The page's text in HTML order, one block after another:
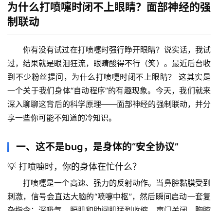
为什么打喷嚏时闭不上眼睛？面部神经的强
制联动
你有没有试过在打喷嚏时强行睁开眼睛？说实话，我试
过，结果就是眼泪狂流，眼睛酸得不行（笑）。最近后台收
到不少粉丝提问， 为什么打喷嚏时闭不上眼睛？
这其实是
一个关于我们身体“自动程序”的有趣现象。今天，我们就来
深入聊聊这背后的科学原理——面部神经的强制联动，并分
享一些你可能不知道的冷知识。
一、这不是bug，是身体的“安全协议”
💡 打喷嚏时，你的身体在忙什么？
打喷嚏是一个高速、强力的反射动作。当鼻腔黏膜受到
刺激，信号会直达大脑的“喷嚏中枢”，然后瞬间启动一套复